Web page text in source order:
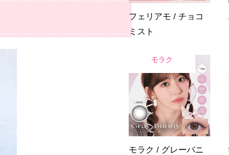
フェリアモ / チョコ
ミスト
モラク
モラク / グレーバニ